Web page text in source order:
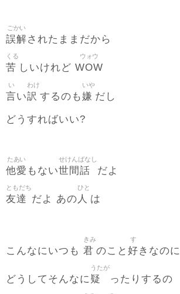
誤解
ごかい
されたままだから
苦
くる
しいけれど WOW
ウォウ
言
い
い訳
わけ
するのも嫌
いや
だし
どうすればいい?
他愛
たあい
もない世間話
せけんばなし
だよ
友達
ともだち
だよ あの 人
ひと
は
こんなにいつも 君
きみ
のこと 好
す
きなのに
どうしてそんなに疑
うたが
ったりするの